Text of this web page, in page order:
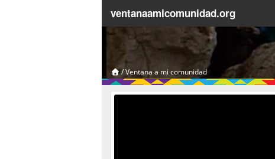
ventanaamicomunidad.org
/Ventana a mi comunidad